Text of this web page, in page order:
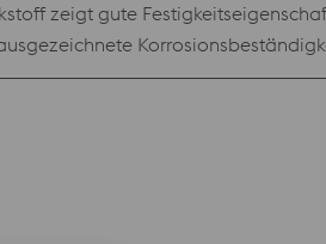
zeigt gute
werden wie mit dem Stabstahl.